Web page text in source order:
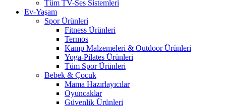
Tüm TV-Ses Sistemleri
Ev-Yaşam
Spor Ürünleri
Fitness Ürünleri
Termos
Kamp Malzemeleri & Outdoor Ürünleri
Yoga-Pilates Ürünleri
Tüm Spor Ürünleri
Bebek & Çocuk
Mama Hazırlayıcılar
Oyuncaklar
Güvenlik Ürünleri